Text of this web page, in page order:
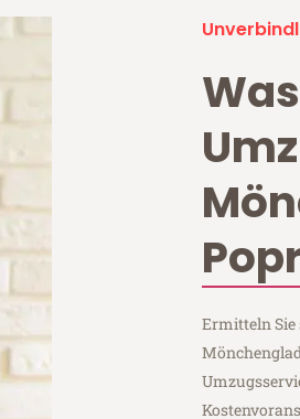
Ermitteln Sie